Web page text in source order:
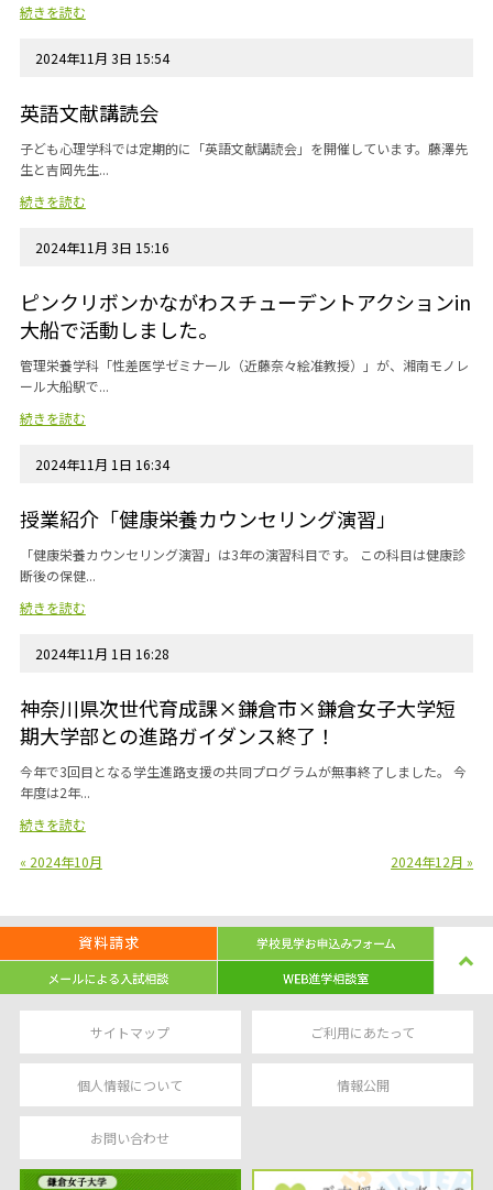
続きを読む
2024年11月 3日 15:54
英語文献講読会
子ども心理学科では定期的に「英語文献講読会」を開催しています。藤澤先
生と吉岡先生...
続きを読む
2024年11月 3日 15:16
ピンクリボンかながわスチューデントアクションin
大船で活動しました。
管理栄養学科「性差医学ゼミナール（近藤奈々絵准教授）」が、湘南モノレ
ール大船駅で...
続きを読む
2024年11月 1日 16:34
授業紹介「健康栄養カウンセリング演習」
「健康栄養カウンセリング演習」は3年の演習科目です。 この科目は健康診
断後の保健...
続きを読む
2024年11月 1日 16:28
神奈川県次世代育成課×鎌倉市×鎌倉女子大学短
期大学部との進路ガイダンス終了！
今年で3回目となる学生進路支援の共同プログラムが無事終了しました。 今
年度は2年...
続きを読む
« 2024年10月
2024年12月 »
サイトマップ ご利用にあたって
個人情報について 情報公開
お問い合わせ